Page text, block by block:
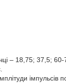
– 18,75; 37,5;